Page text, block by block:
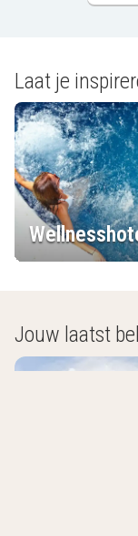
Laat je
Jouw laatst